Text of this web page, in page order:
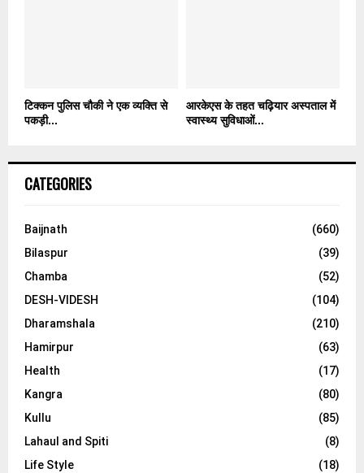
टिक्कन पुलिस चौकी ने एक व्यक्ति से
पकड़ी...
आरकेएस के तहत चढ़ियार अस्पताल में
स्वास्थ्य सुविधाओं...
CATEGORIES
Baijnath
(660)
Bilaspur
(39)
Chamba
(52)
DESH-VIDESH
(104)
Dharamshala
(210)
Hamirpur
(63)
Health
(17)
Kangra
(80)
Kullu
(85)
Lahaul and Spiti
(8)
Life Style
(18)